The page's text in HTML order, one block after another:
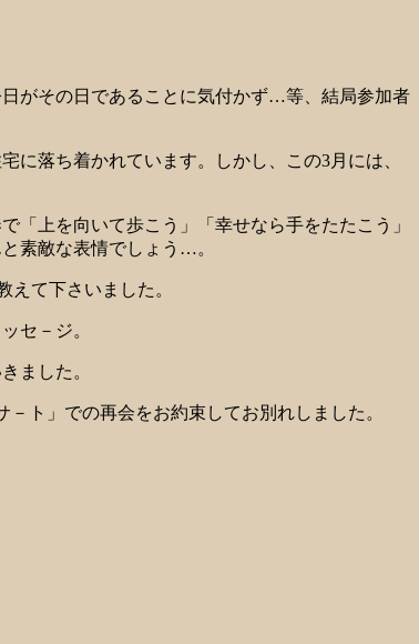
がその日であることに気付かず…等、結局参加者
落ち着かれています。しかし、この3月には、
上を向いて歩こう」「幸せなら手をたたこう」
素敵な表情でしょう…。
て下さいました。
セ－ジ。
ました。
ト」での再会をお約束してお別れしました。